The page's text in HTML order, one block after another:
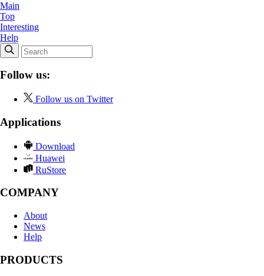
Main
Top
Interesting
Help
Follow us:
Follow us on Twitter
Applications
Download
Huawei
RuStore
COMPANY
About
News
Help
PRODUCTS